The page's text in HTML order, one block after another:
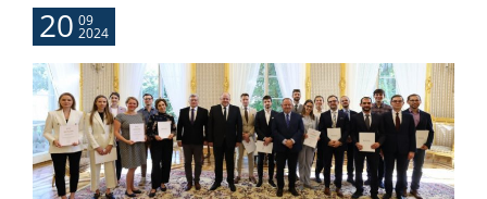
Praktyki Studenckie
Program ERASMUS+
Program MOST
20 09
2024